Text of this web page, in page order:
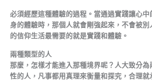
必須經歷這種體驗的過程。當通過實踐讓心
身的體驗時，那個人就會剛強起來，不會被別
的信仰生活最需要的就是實踐和體驗。
兩種類型的人
那麼，怎樣才能進入那種境界呢？人大致分
性的人，凡事都用真理來衡量和探究，合理就